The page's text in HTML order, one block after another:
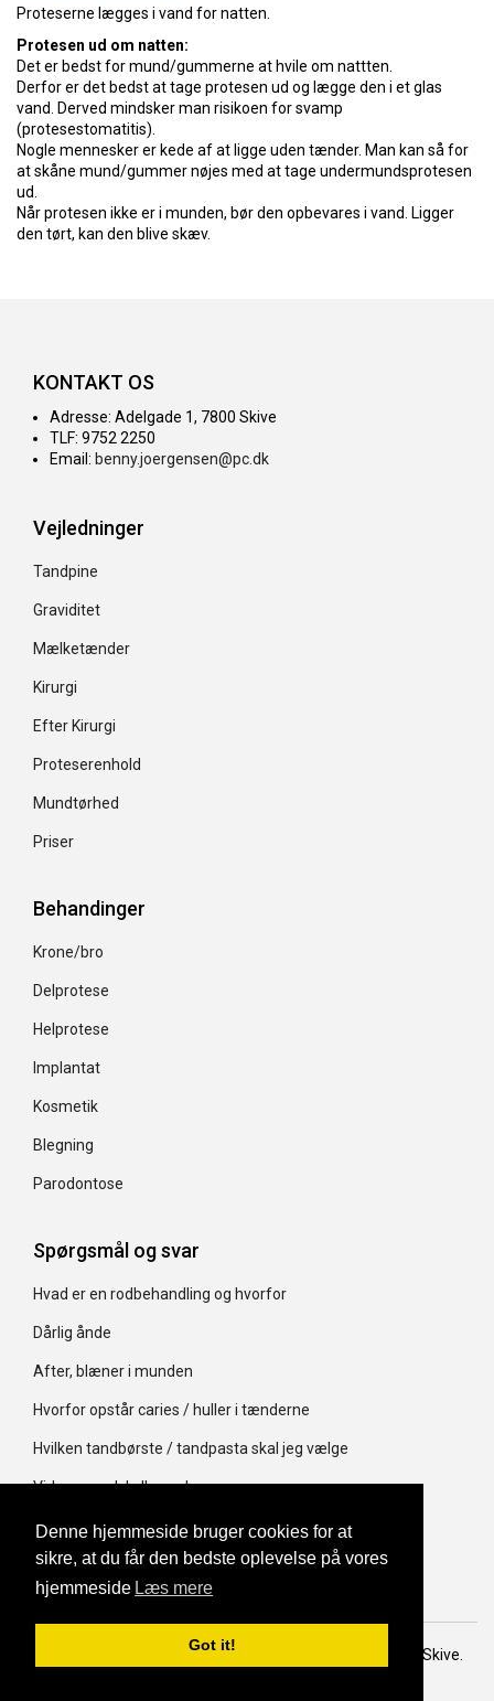
Denne hjemmeside bruger cookies for at
sikre, at du får den bedste oplevelse på vores
hjemmeside Læs mere
Got it!
Proteserne lægges i vand for natten.
Protesen ud om natten:
Det er bedst for mund/gummerne at hvile om nattten.
Derfor er det bedst at tage protesen ud og lægge den i et glas
vand. Derved mindsker man risikoen for svamp
(protesestomatitis).
Nogle mennesker er kede af at ligge uden tænder. Man kan så for
at skåne mund/gummer nøjes med at tage undermundsprotesen
ud.
Når protesen ikke er i munden, bør den opbevares i vand. Ligger
den tørt, kan den blive skæv.
KONTAKT OS
Adresse: Adelgade 1, 7800 Skive
TLF: 9752 2250
Email: benny.joergensen@pc.dk
Vejledninger
Tandpine
Graviditet
Mælketænder
Kirurgi
Efter Kirurgi
Proteserenhold
Mundtørhed
Priser
Behandinger
Krone/bro
Delprotese
Helprotese
Implantat
Kosmetik
Blegning
Parodontose
Spørgsmål og svar
Hvad er en rodbehandling og hvorfor
Dårlig ånde
After, blæner i munden
Hvorfor opstår caries / huller i tænderne
Hvilken tandbørste / tandpasta skal jeg vælge
Virker mundskyllevæsker
Er røntgenbilleder farlige
Økonomi i tandplejen
Copyright © 2016 Tandlæge klinikken Adelgade 1 - 7800 Skive.